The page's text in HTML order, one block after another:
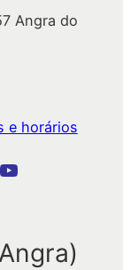
Angra do
e horários
Botão para a página da autarquia no Youtube